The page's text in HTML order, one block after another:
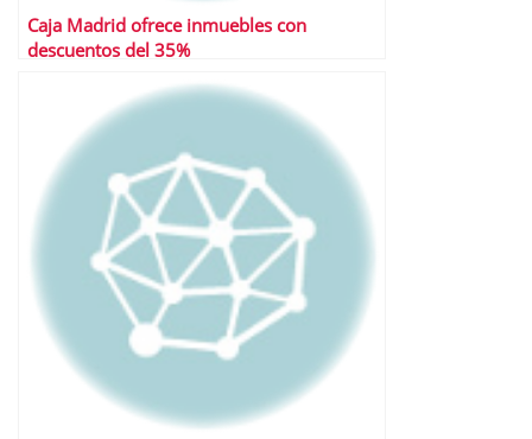
Caja Madrid ofrece inmuebles con
descuentos del 35%